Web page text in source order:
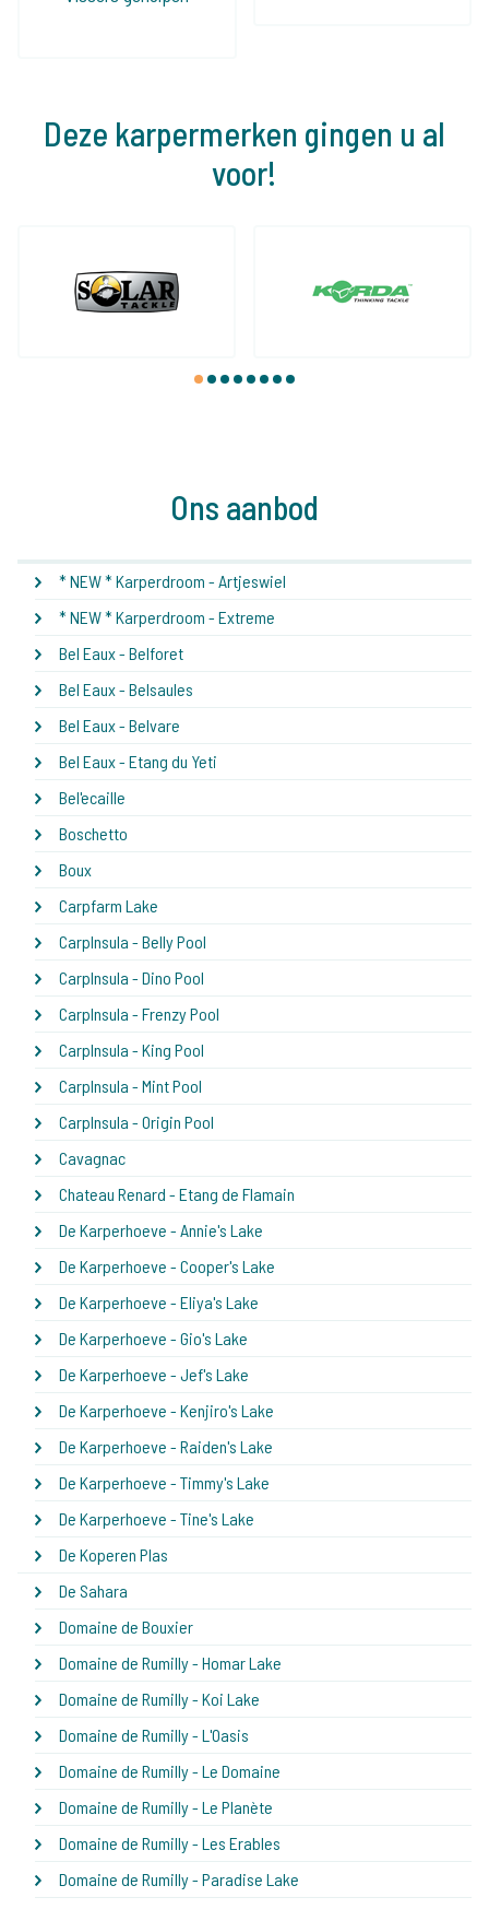
Deze karpermerken gingen u al
voor!
1 2 3 4 5 6 7 8
Ons aanbod
* NEW * Karperdroom - Artjeswiel
* NEW * Karperdroom - Extreme
Bel Eaux - Belforet
Bel Eaux - Belsaules
Bel Eaux - Belvare
Bel Eaux - Etang du Yeti
Bel'ecaille
Boschetto
Boux
Carpfarm Lake
CarpInsula - Belly Pool
CarpInsula - Dino Pool
CarpInsula - Frenzy Pool
CarpInsula - King Pool
CarpInsula - Mint Pool
CarpInsula - Origin Pool
Cavagnac
Chateau Renard - Etang de Flamain
De Karperhoeve - Annie's Lake
De Karperhoeve - Cooper's Lake
De Karperhoeve - Eliya's Lake
De Karperhoeve - Gio's Lake
De Karperhoeve - Jef's Lake
De Karperhoeve - Kenjiro's Lake
De Karperhoeve - Raiden's Lake
De Karperhoeve - Timmy's Lake
De Karperhoeve - Tine's Lake
De Koperen Plas
De Sahara
Domaine de Bouxier
Domaine de Rumilly - Homar Lake
Domaine de Rumilly - Koi Lake
Domaine de Rumilly - L'Oasis
Domaine de Rumilly - Le Domaine
Domaine de Rumilly - Le Planète
Domaine de Rumilly - Les Erables
Domaine de Rumilly - Paradise Lake